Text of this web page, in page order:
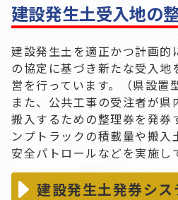
建設発生土受入地の
建設発生土を適正かつ計画的
の協定に基づき新たな受入地
営を行っています。（県設置
また、公共工事の受注者が県
搬入するための整理券を発券
ンプトラックの積載量や搬入
安全パトロールなどを実施し
建設発生土発券シス